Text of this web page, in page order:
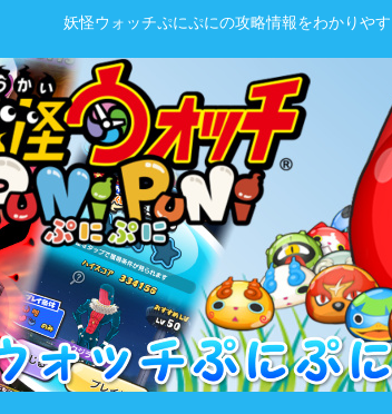
妖怪ウォッチぷにぷにの攻略情報をわかりや